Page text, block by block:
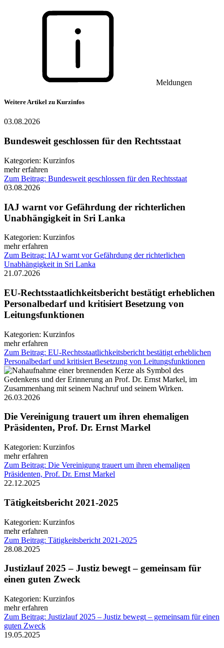
Meldungen
Weitere Artikel zu Kurzinfos
03.08.2026
Bundesweit geschlossen für den Rechtsstaat
Kategorien: Kurzinfos
mehr erfahren
Zum Beitrag: Bundesweit geschlossen für den Rechtsstaat
03.08.2026
IAJ warnt vor Gefährdung der richterlichen
Unabhängigkeit in Sri Lanka
Kategorien: Kurzinfos
mehr erfahren
Zum Beitrag: IAJ warnt vor Gefährdung der richterlichen
Unabhängigkeit in Sri Lanka
21.07.2026
EU-Rechtsstaatlichkeitsbericht bestätigt erheblichen
Personalbedarf und kritisiert Besetzung von
Leitungsfunktionen
Kategorien: Kurzinfos
mehr erfahren
Zum Beitrag: EU-Rechtsstaatlichkeitsbericht bestätigt erheblichen
Personalbedarf und kritisiert Besetzung von Leitungsfunktionen
26.03.2026
Die Vereinigung trauert um ihren ehemaligen
Präsidenten, Prof. Dr. Ernst Markel
Kategorien: Kurzinfos
mehr erfahren
Zum Beitrag: Die Vereinigung trauert um ihren ehemaligen
Präsidenten, Prof. Dr. Ernst Markel
22.12.2025
Tätigkeitsbericht 2021-2025
Kategorien: Kurzinfos
mehr erfahren
Zum Beitrag: Tätigkeitsbericht 2021-2025
28.08.2025
Justizlauf 2025 – Justiz bewegt – gemeinsam für
einen guten Zweck
Kategorien: Kurzinfos
mehr erfahren
Zum Beitrag: Justizlauf 2025 – Justiz bewegt – gemeinsam für einen
guten Zweck
19.05.2025